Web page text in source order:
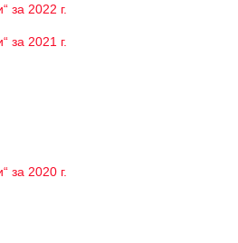
за 2022 г.
за 2021 г.
за 2020 г.